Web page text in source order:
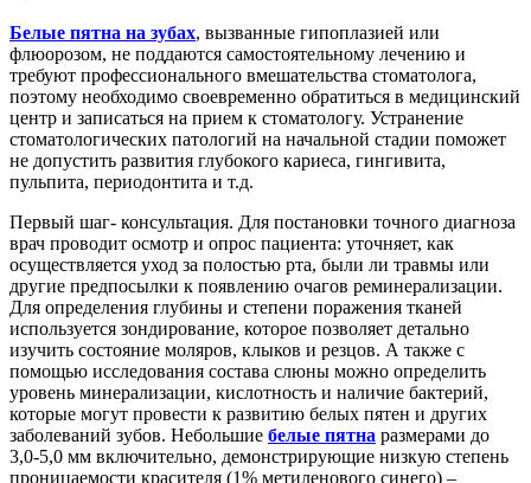
Белые пятна на зубах, вызванные гипоплазией или
флюорозом, не поддаются самостоятельному лечению и
требуют профессионального вмешательства стоматолога,
поэтому необходимо своевременно обратиться в медицинский
центр и записаться на прием к стоматологу. Устранение
стоматологических патологий на начальной стадии поможет
не допустить развития глубокого кариеса, гингивита,
пульпита, периодонтита и т.д.
Первый шаг- консультация. Для постановки точного диагноза
врач проводит осмотр и опрос пациента: уточняет, как
осуществляется уход за полостью рта, были ли травмы или
другие предпосылки к появлению очагов реминерализации.
Для определения глубины и степени поражения тканей
используется зондирование, которое позволяет детально
изучить состояние моляров, клыков и резцов. А также с
помощью исследования состава слюны можно определить
уровень минерализации, кислотность и наличие бактерий,
которые могут провести к развитию белых пятен и других
заболеваний зубов. Небольшие белые пятна размерами до
3,0-5,0 мм включительно, демонстрирующие низкую степень
проницаемости красителя (1% метиленового синего) –